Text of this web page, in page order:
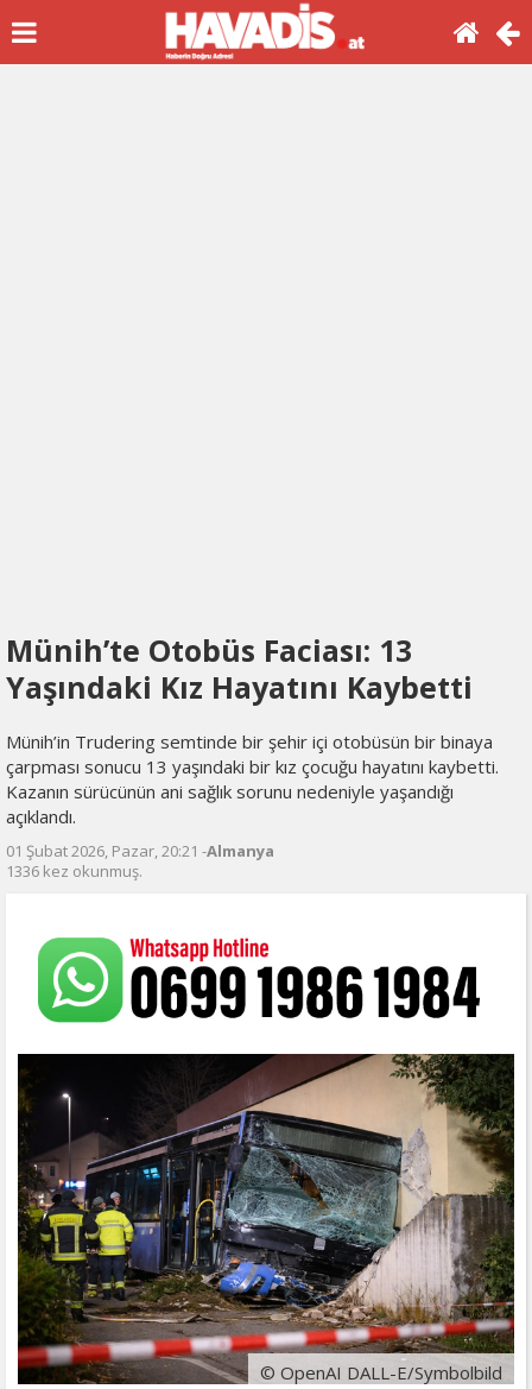
Münih’te Otobüs Faciası: 13
Yaşındaki Kız Hayatını Kaybetti
Münih’in Trudering semtinde bir şehir içi otobüsün bir binaya
çarpması sonucu 13 yaşındaki bir kız çocuğu hayatını kaybetti.
Kazanın sürücünün ani sağlık sorunu nedeniyle yaşandığı
açıklandı.
01 Şubat 2026, Pazar, 20:21 -Almanya
1336 kez okunmuş.
© OpenAI DALL-E/Symbolbild